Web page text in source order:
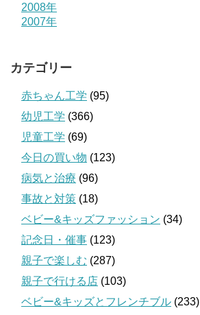
2008年
2007年
カテゴリー
赤ちゃん工学 (95)
幼児工学 (366)
児童工学 (69)
今日の買い物 (123)
病気と治療 (96)
事故と対策 (18)
ベビー&キッズファッション (34)
記念日・催事 (123)
親子で楽しむ (287)
親子で行ける店 (103)
ベビー&キッズとフレンチブル (233)